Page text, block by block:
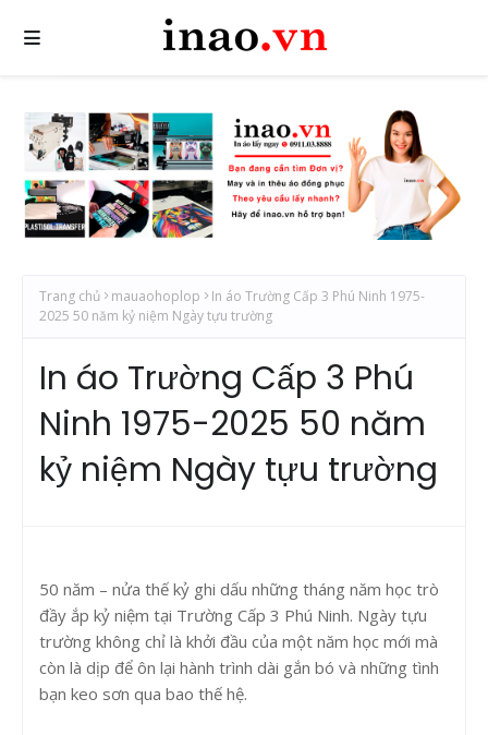
Trang chủ mauaohoplop
In áo Trường Cấp 3 Phú Ninh 1975-
2025 50 năm kỷ niệm Ngày tựu trường
In áo Trường Cấp 3 Phú
Ninh 1975-2025 50 năm
kỷ niệm Ngày tựu trường
50 năm – nửa thế kỷ ghi dấu những tháng năm học trò
đầy ắp kỷ niệm tại Trường Cấp 3 Phú Ninh. Ngày tựu
trường không chỉ là khởi đầu của một năm học mới mà
còn là dịp để ôn lại hành trình dài gắn bó và những tình
bạn keo sơn qua bao thế hệ.